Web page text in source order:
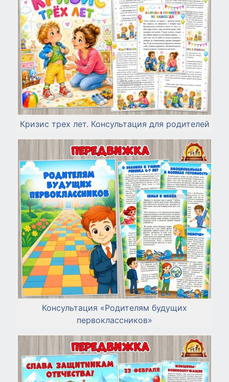
Кризис трех лет. Консультация для родителей
Консультация «Родителям будущих
первоклассников»